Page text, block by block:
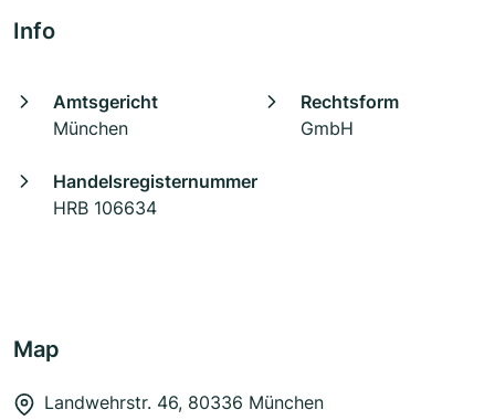
Info
Amtsgericht
München
Rechtsform
GmbH
Handelsregisternummer
HRB 106634
Map
Landwehrstr. 46, 80336 München